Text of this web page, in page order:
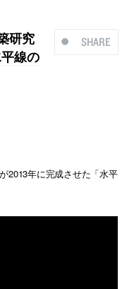
SHARE
研究
線の
が2013年に完成させた「水平